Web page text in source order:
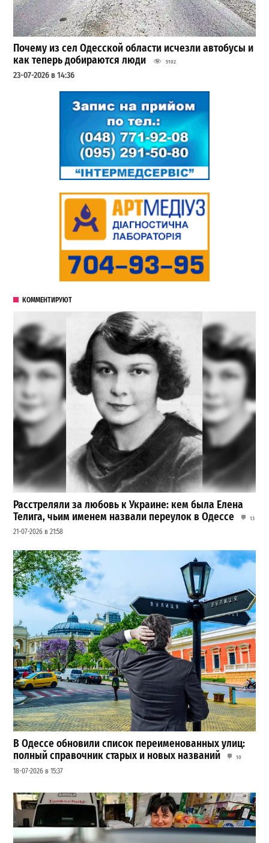
Почему из сел Одесской области исчезли автобусы и
как теперь добираются люди
5102
23-07-2026 в 14:36
КОММЕНТИРУЮТ
Расстреляли за любовь к Украине: кем была Елена
Телига, чьим именем назвали переулок в Одессе
13
21-07-2026 в 21:58
В Одессе обновили список переименованных улиц:
полный справочник старых и новых названий
10
18-07-2026 в 15:37
Шезлонги, бунгало и VIP-зоны: сколько придется
заплатить за отдых в Аркадии
3
21-07-2026 в 19:23